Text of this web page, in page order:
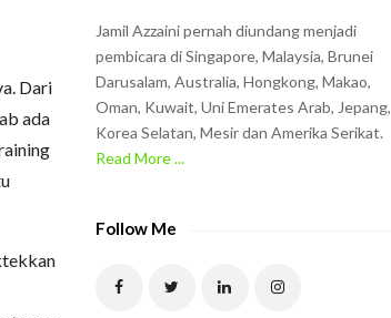
Dari
ada
Jamil Azzaini pernah diundang menjadi
pembicara di Singapore, Malaysia, Brunei
Darusalam, Australia, Hongkong, Makao,
Oman, Kuwait, Uni Emerates Arab, Jepang,
Korea Selatan, Mesir dan Amerika Serikat.
Read More ...
Follow Me